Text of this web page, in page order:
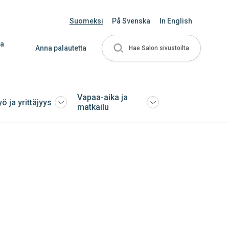
Suomeksi På Svenska In English
Anna palautetta Hae Salon sivustoilta
ja yrittäjyys Avaa
Vapaa-aika ja
matkailu
Avaa